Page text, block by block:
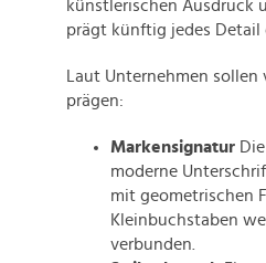
künstlerischen Ausdruck
prägt künftig jedes Detail
Laut Unternehmen
prägen:
Markensignatur
moderne
mit geometrischen
Kleinbuchstaben
verbunden.